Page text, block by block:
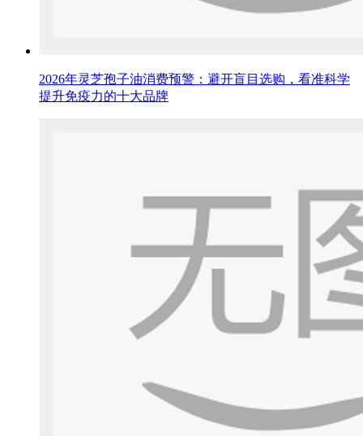
2026年灵芝孢子油消费预警：避开盲目选购，看准科学
提升免疫力的十大品牌